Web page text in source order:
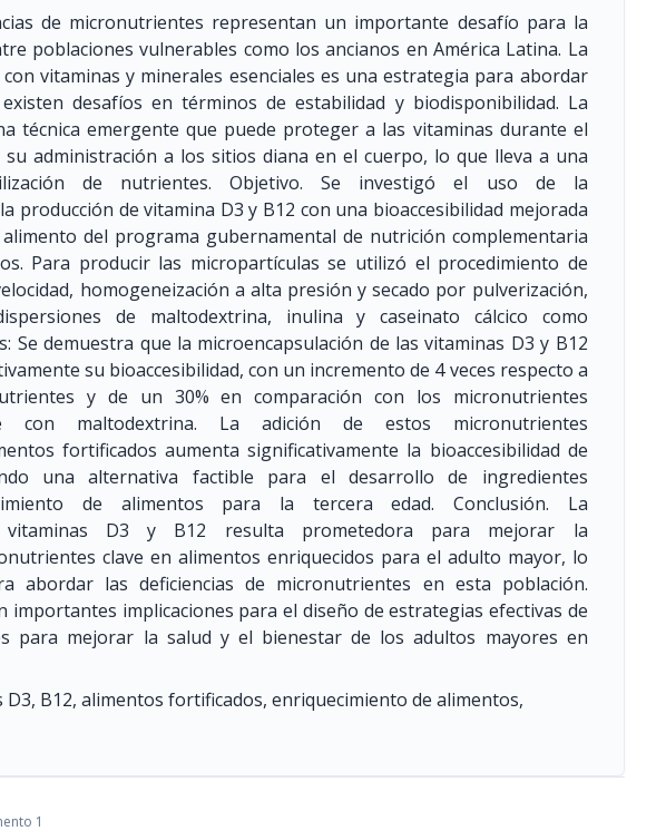
de micronutrientes representan un importante desafío para la
poblaciones vulnerables como los ancianos en América Latina. La
vitaminas y minerales esenciales es una estrategia para abordar
desafíos en términos de estabilidad y biodisponibilidad. La
técnica emergente que puede proteger a las vitaminas durante el
administración a los sitios diana en el cuerpo, lo que lleva a una
de nutrientes. Objetivo. Se investigó el uso de la
producción de vitamina D3 y B12 con una bioaccesibilidad mejorada
del programa gubernamental de nutrición complementaria
Para producir las micropartículas se utilizó el procedimiento de
homogeneización a alta presión y secado por pulverización,
de maltodextrina, inulina y caseinato cálcico como
Se demuestra que la microencapsulación de las vitaminas D3 y B12
su bioaccesibilidad, con un incremento de 4 veces respecto a
y de un 30% en comparación con los micronutrientes
con maltodextrina. La adición de estos micronutrientes
fortificados aumenta significativamente la bioaccesibilidad de
una alternativa factible para el desarrollo de ingredientes
de alimentos para la tercera edad. Conclusión. La
vitaminas D3 y B12 resulta prometedora para mejorar la
clave en alimentos enriquecidos para el adulto mayor, lo
abordar las deficiencias de micronutrientes en esta población.
importantes implicaciones para el diseño de estrategias efectivas de
para mejorar la salud y el bienestar de los adultos mayores en
D3, B12, alimentos fortificados, enriquecimiento de alimentos,
1